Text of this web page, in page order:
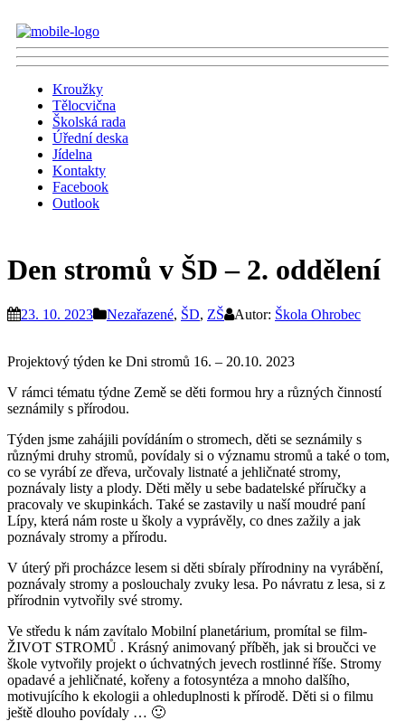
Kroužky
Tělocvična
Školská rada
Úřední deska
Jídelna
Kontakty
Facebook
Outlook
Den stromů v ŠD – 2. oddělení
23. 10. 2023 Nezařazené, ŠD, ZŠ Autor: Škola Ohrobec
Projektový týden ke Dni stromů 16. – 20.10. 2023
V rámci tématu týdne Země se děti formou hry a různých činností
seznámily s přírodou.
Týden jsme zahájili povídáním o stromech, děti se seznámily s
různými druhy stromů, povídaly si o významu stromů a také o tom,
co se vyrábí ze dřeva, určovaly listnaté a jehličnaté stromy,
poznávaly listy a plody. Děti měly u sebe badatelské příručky a
pracovaly ve skupinkách. Také se zastavily u naší moudré paní
Lípy, která nám roste u školy a vyprávěly, co dnes zažily a jak
poznávaly stromy a přírodu.
V úterý při procházce lesem si děti sbíraly přírodniny na vyrábění,
poznávaly stromy a poslouchaly zvuky lesa. Po návratu z lesa, si z
přírodnin vytvořily své stromy.
Ve středu k nám zavítalo Mobilní planetárium, promítal se film-
ŽIVOT STROMŮ . Krásný animovaný příběh, jak si broučci ve
škole vytvořily projekt o úchvatných jevech rostlinné říše. Stromy
opadavé a jehličnaté, kořeny a fotosyntéza a mnoho dalšího,
motivujícího k ekologii a ohleduplnosti k přírodě. Děti si o filmu
ještě dlouho povídaly … 🙂